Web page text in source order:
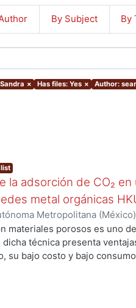
By Subject By
× Has files: Yes × Author:
la adsorción de CO₂
metal orgánicas
Metropolitana
,2022-04) López
materiales porosos es uno
dicha técnica presenta
su bajo costo y bajo